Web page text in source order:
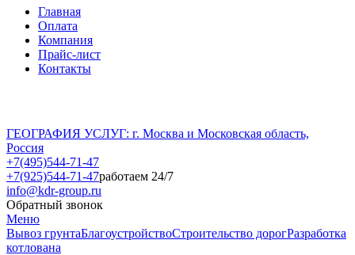
Главная
Оплата
Компания
Прайс-лист
Контакты
ГЕОГРАФИЯ УСЛУГ: г. Москва и Московская область,
Россия
+7(495)544-71-47
+7(925)544-71-47работаем 24/7
info@kdr-group.ru
Обратный звонок
Меню
Вывоз грунтаБлагоустройствоСтроительство дорогРазработка
котлована